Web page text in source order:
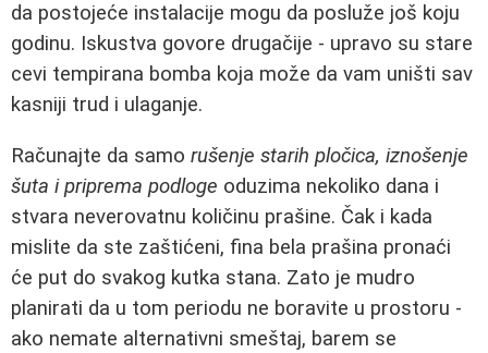
da postojeće instalacije mogu da posluže još koju
godinu. Iskustva govore drugačije - upravo su stare
cevi tempirana bomba koja može da vam uništi sav
kasniji trud i ulaganje.
Računajte da samo rušenje starih pločica, iznošenje
šuta i priprema podloge oduzima nekoliko dana i
stvara neverovatnu količinu prašine. Čak i kada
mislite da ste zaštićeni, fina bela prašina pronaći
će put do svakog kutka stana. Zato je mudro
planirati da u tom periodu ne boravite u prostoru -
ako nemate alternativni smeštaj, barem se